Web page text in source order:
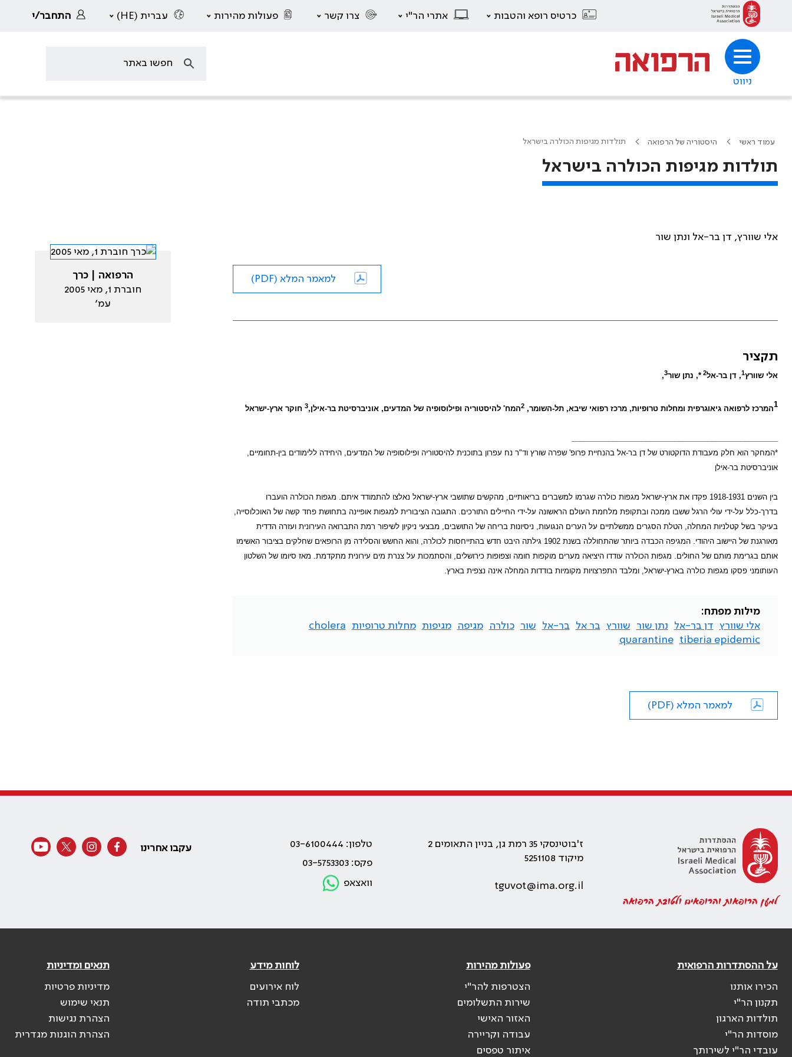
כרטיס רופא והטבות אתרי הר"י צרו קשר פעולות מהירות עברית (HE) התחבר/י
ניווט
עמוד ראשי היסטוריה של הרפואה תולדות מגיפות הכולרה בישראל
תולדות מגיפות הכולרה בישראל
אלי שוורץ, דן בר-אל ונתן שור
למאמר המלא (PDF)
תקציר
אלי שוורץ1, דן בר-אל2 *, נתן שור3
,
1המרכז לרפואה גיאוגרפית ומחלות טרופיות, מרכז רפואי שיבא, תל-השומר,2המח' להיסטוריה ופילוסופיה של המדעים, אוניברסיטת בר-אילן,3 חוקר ארץ-ישראל
*המחקר הוא חלק מעבודת הדוקטורט של דן בר-אל בהנחיית פרופ' שפרה שורץ וד"ר נח עפרון בתוכנית להיסטוריה ופילוסופיה של המדעים, היחידה ללימודים בין-תחומיים,
אוניברסיטת בר-אילן
בין השנים 1918-1931 פקדו את ארץ-ישראל מגפות כולרה שגרמו למשברים בריאותיים, מהקשים שתושבי ארץ-ישראל נאלצו להתמודד איתם. מגפות הכולרה הועברו
בדרך-כלל על-ידי עולי הרגל ששבו ממכה ובתקופת מלחמת העולם הראשונה על-ידי החיילים התורכים. התגובה הציבורית למגפות אופיינה בתחושת פחד קשה של האוכלוסייה,
בעיקר בשל קטלניות המחלה, הטלת הסגרים ממשלתיים על הערים הנגועות, ניסיונות בריחה של התושבים, מבצעי ניקיון לשיפור רמת התברואה העירונית ועזרה הדדית
מאורגנת של היישוב היהודי. המגיפה הכבדה ביותר שהתחוללה בשנת 1902 גילתה היבט חדש בהתייחסות לכולרה, והוא החשש והסלידה מן הרופאים שחלקים בציבור האשימו
אותם בגרימת מותם של החולים. מגפות הכולרה עודדו היציאה מערים מוקפות חומה וצפופות כירושלים, והסתמכות על צנרת מים עירונית מתקדמת. מאז סיומו של השלטון
העותומני פסקו מגפות כולרה בארץ-ישראל, ומלבד התפרצויות מקומיות בודדות המחלה אינה נצפית בארץ.
מילות מפתח:
אלי שוורץ
דן בר-אל נתן שור שוורץ בר אל בר-אל שור כולרה מגיפה מגיפות מחלות טרופיות
cholera
tiberia epidemic
quarantine
למאמר המלא (PDF)
הרפואה | כרך
חוברת 1, מאי 2005
עמ׳
למען הרופאות והרופאים ולטובת הרפואה
ז'בוטינסקי 35 רמת גן, בניין התאומים 2
מיקוד 5251108
tguvot@ima.org.il
טלפון: 03-6100444
פקס: 03-5753303
וואצאפ
עקבו אחרינו
על ההסתדרות הרפואית
הכירו אותנו
תקנון הר"י
תולדות הארגון
מוסדות הר"י
עובדי הר"י לשירותך
פעולות מהירות
הצטרפות להר"י
שירות התשלומים
האזור האישי
עבודה וקריירה
איתור טפסים
לוחות מידע
לוח אירועים
מכתבי תודה
תנאים ומדיניות
מדיניות פרטיות
תנאי שימוש
הצהרת נגישות
הצהרת הוגנות מגדרית